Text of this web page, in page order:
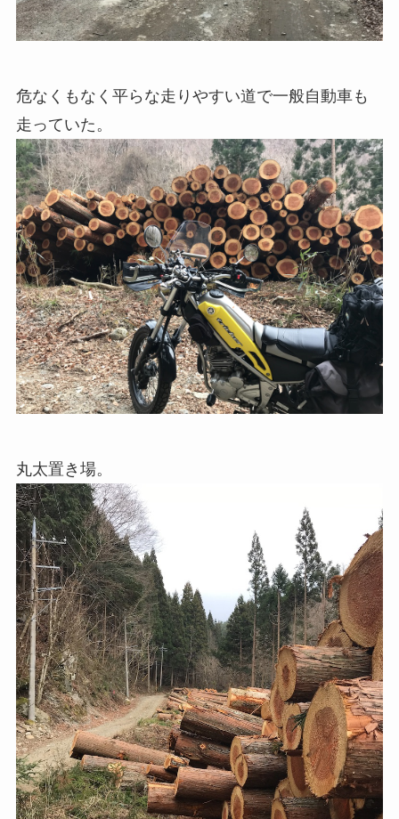
危なくもなく平らな走りやすい道で一般自動車も
走っていた。
丸太置き場。